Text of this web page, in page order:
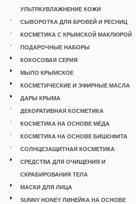
УЛЬТРАУВЛАЖНЕНИЕ КОЖИ
СЫВОРОТКА ДЛЯ БРОВЕЙ И РЕСНИЦ
КОСМЕТИКА С КРЫМСКОЙ МАКЛЮРОЙ
ПОДАРОЧНЫЕ НАБОРЫ
КОКОСОВАЯ СЕРИЯ
МЫЛО КРЫМСКОЕ
КОСМЕТИЧЕСКИЕ И ЭФИРНЫЕ МАСЛА
ДАРЫ КРЫМА
ДЕКОРАТИВНАЯ КОСМЕТИКА
КОСМЕТИКА НА ОСНОВЕ МЁДА
КОСМЕТИКА НА ОСНОВЕ БИШОФИТА
СОЛНЦЕЗАЩИТНАЯ КОСМЕТИКА
СРЕДСТВА ДЛЯ ОЧИЩЕНИЯ И
СКРАБИРОВАНИЯ ТЕЛА
МАСКИ ДЛЯ ЛИЦА
SUNNY HONEY ЛИНЕЙКА НА ОСНОВЕ